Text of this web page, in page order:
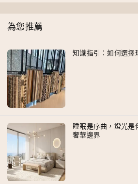
為您推薦
知識指引：如何選擇
睡眠是序曲，燈光是
奢華邊界